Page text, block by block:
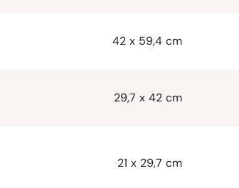
42 x 59,4 cm
29,7 x 42 cm
21 x 29,7 cm